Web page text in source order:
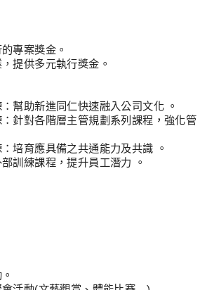
專案獎金。
提供多元執行獎金。
幫助新進同仁快速融入公司文化 。
針對各階層主管規劃系列課程，強化管
培育應具備之共通能力及共識 。
訓練課程，提升員工潛力 。